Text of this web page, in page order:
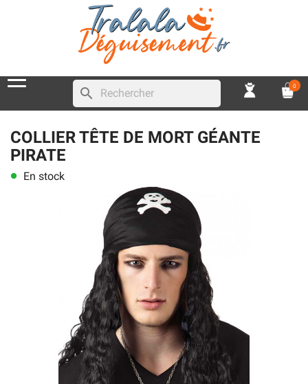
search 0
COLLIER TÊTE DE MORT GÉANTE
PIRATE
lens En stock